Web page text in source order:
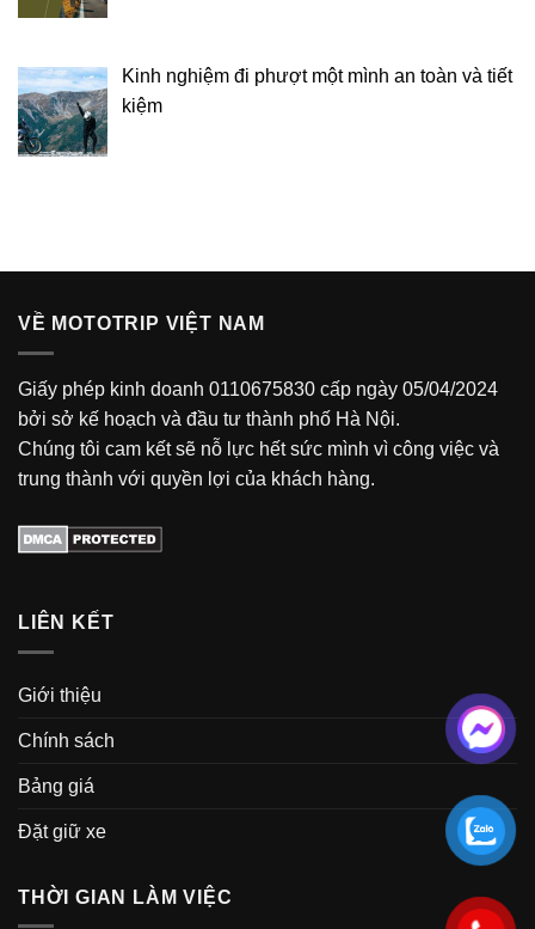
Kinh nghiệm đi phượt một mình an toàn và tiết
kiệm
VỀ MOTOTRIP VIỆT NAM
Giấy phép kinh doanh 0110675830 cấp ngày 05/04/2024
bởi sở kế hoạch và đầu tư thành phố Hà Nội.
Chúng tôi cam kết sẽ nỗ lực hết sức mình vì công việc và
trung thành với quyền lợi của khách hàng.
LIÊN KẾT
Giới thiệu
Chính sách
Bảng giá
Đặt giữ xe
THỜI GIAN LÀM VIỆC